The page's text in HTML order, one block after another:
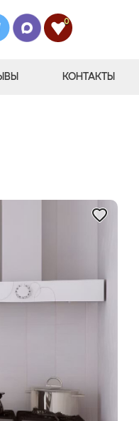
0
КОНТАКТЫ